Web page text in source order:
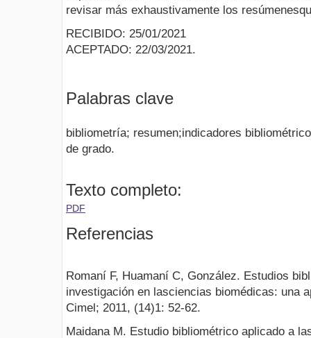
revisar más exhaustivamente los
RECIBIDO: 25/01/2021
ACEPTADO: 22/03/2021.
Palabras clave
bibliometría; resumen;indicadores
de grado.
Texto completo:
PDF
Referencias
Romaní F, Huamaní C, González. Estudios
investigación en lasciencias biomédicas: una
Cimel; 2011, (14)1: 52-62.
Maidana M. Estudio bibliométrico aplicado a